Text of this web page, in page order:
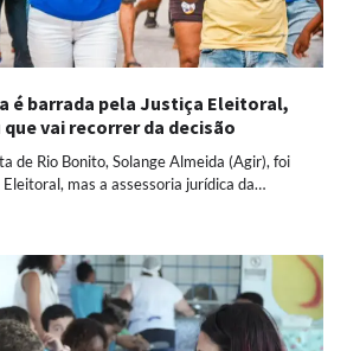
é barrada pela Justiça Eleitoral,
vai recorrer da decisão
de Rio Bonito, Solange Almeida (Agir), foi
mas a assessoria jurídica da…